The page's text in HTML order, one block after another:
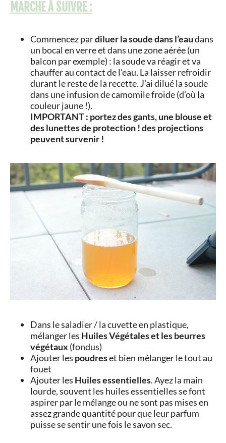
MARCHE À SUIVRE :
Commencez pardiluer la soude dans l’eaudans
un bocal en verre et dans une zone aérée (un
balcon par exemple) : la soude va réagir et va
chauffer au contact de l’eau. La laisser refroidir
durant le reste de la recette. J’ai dilué la soude
dans une infusion de camomile froide (d’où la
couleur jaune !).
IMPORTANT : portez des gants, une blouse et
des lunettes de protection ! des projections
peuvent survenir !
Dans le saladier / la cuvette en plastique,
mélanger les Huiles Végétales et les beurres
végétaux (fondus)
Ajouter les poudreset bien mélanger le tout au
fouet
Ajouter les Huiles essentielles. Ayez la main
lourde, souvent les huiles essentielles se font
aspirer par le mélange ou ne sont pas mises en
assez grande quantité pour que leur parfum
puisse se sentir une fois le savon sec.